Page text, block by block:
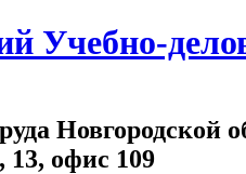
Новгородской
13, офис 109